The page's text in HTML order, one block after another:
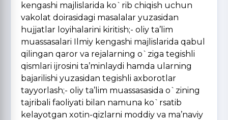
kengashi majlislarida ko`rib chiqish uchun
vakolat doirasidagi masalalar yuzasidan
hujjatlar loyihalarini kiritish;- oliy ta’lim
muassasalari Ilmiy kengashi majlislarida qabul
qilingan qaror va rejalarning o`ziga tegishli
qismlari ijrosini ta’minlaydi hamda ularning
bajarilishi yuzasidan tegishli axborotlar
tayyorlash;- oliy ta’lim muassasasida o`zining
tajribali faoliyati bilan namuna ko`rsatib
kelayotgan xotin-qizlarni moddiy va ma’naviy